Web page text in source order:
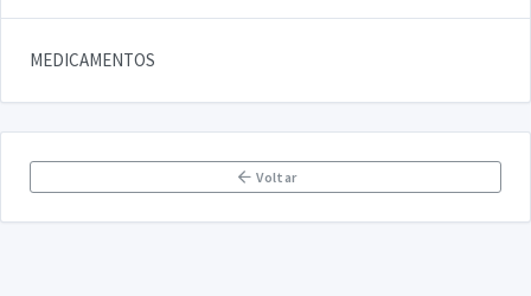
MEDICAMENTOS
Voltar